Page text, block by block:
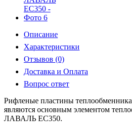
Описание
Характеристики
Отзывов (0)
Доставка и Оплата
Вопрос ответ
Рифленые пластины
являются основным элементом
ЛАВАЛЬ EC350.